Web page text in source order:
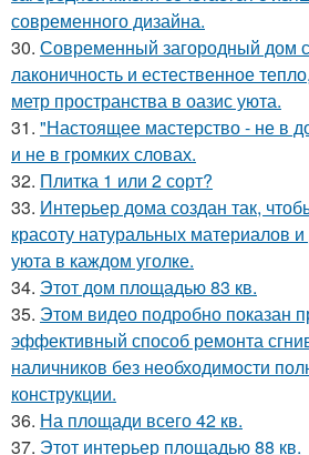
современного дизайна.
30. Современный загородный дом
лаконичность и естественное
метр пространства в оазис уюта.
31. "Настоящее мастерство - не в
и не в громких словах.
32. Плитка 1 или 2 сорт?
33. Интерьер дома создан так,
красоту натуральных материалов
уюта в каждом уголке.
34. Этот дом площадью 83 кв.
35. Этом видео подробно показан
эффективный способ ремонта
наличников без необходимости
конструкции.
36. На площади всего 42 кв.
37. Этот интерьер площадью 88 кв.